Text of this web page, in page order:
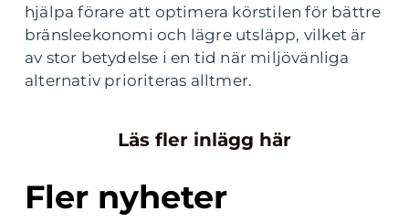
hjälpa förare att optimera körstilen för bättre
bränsleekonomi och lägre utsläpp, vilket är
av stor betydelse i en tid när miljövänliga
alternativ prioriteras alltmer.
Läs fler inlägg här
Fler nyheter